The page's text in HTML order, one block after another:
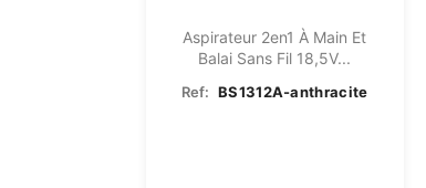
Aspirateur 2en1 À Main Et
Balai Sans Fil 18,5V...
Ref: BS1312A-anthracite